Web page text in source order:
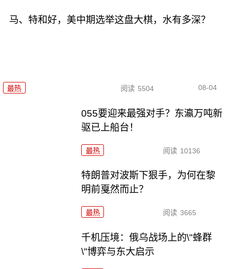
马、特和好，美中期选举这盘大棋，水有多深？
最热 阅读 5504 08-04
055要迎来最强对手？东瀛万吨新
驱已上船台！
最热 阅读 10136
特朗普对波斯下狠手，为何在黎
明前戛然而止？
最热 阅读 3665
千机压境：俄乌战场上的\"蜂群
\"博弈与东大启示